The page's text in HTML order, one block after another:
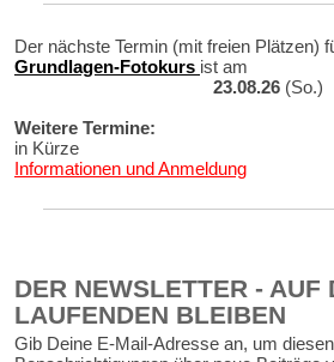
Der nächste Termin (mit freien Plätzen)
Grundlagen-Fotokurs ist am
23.08.26 (So.)
Weitere Termine:
in Kürze
Informationen und Anmeldung
DER NEWSLETTER - AUF
LAUFENDEN BLEIBEN
Gib Deine E-Mail-Adresse an, um